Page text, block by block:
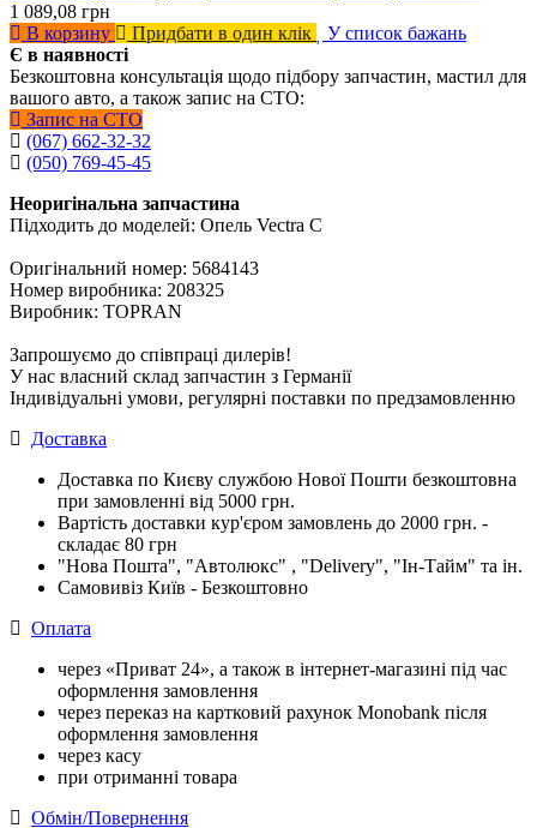
1 089,08 грн
В корзину
Придбати в один клік
У список бажань
Є в наявності
Безкоштовна консультація щодо підбору запчастин, мастил для
вашого авто, а також запис на СТО:
Запис на СТО
(067) 662-32-32
(050) 769-45-45
Неоригінальна запчастина
Підходить до моделей: Опель Vectra C
Оригінальний номер: 5684143
Номер виробника: 208325
Виробник: TOPRAN
Запрошуємо до співпраці дилерів!
У нас власний склад запчастин з Германії
Індивідуальні умови, регулярні поставки по предзамовленню
Доставка
Доставка по Києву службою Нової Пошти безкоштовна
при замовленні від 5000 грн.
Вартість доставки кур'єром замовлень до 2000 грн. -
складає 80 грн
"Нова Пошта", "Автолюкс" , "Delivery", "Iн-Тайм" та ін.
Самовивіз Київ - Безкоштовно
Оплата
через «Приват 24», а також в інтернет-магазині під час
оформлення замовлення
через переказ на картковий рахунок Monobank після
оформлення замовлення
через касу
при отриманні товара
Обмін/Повернення